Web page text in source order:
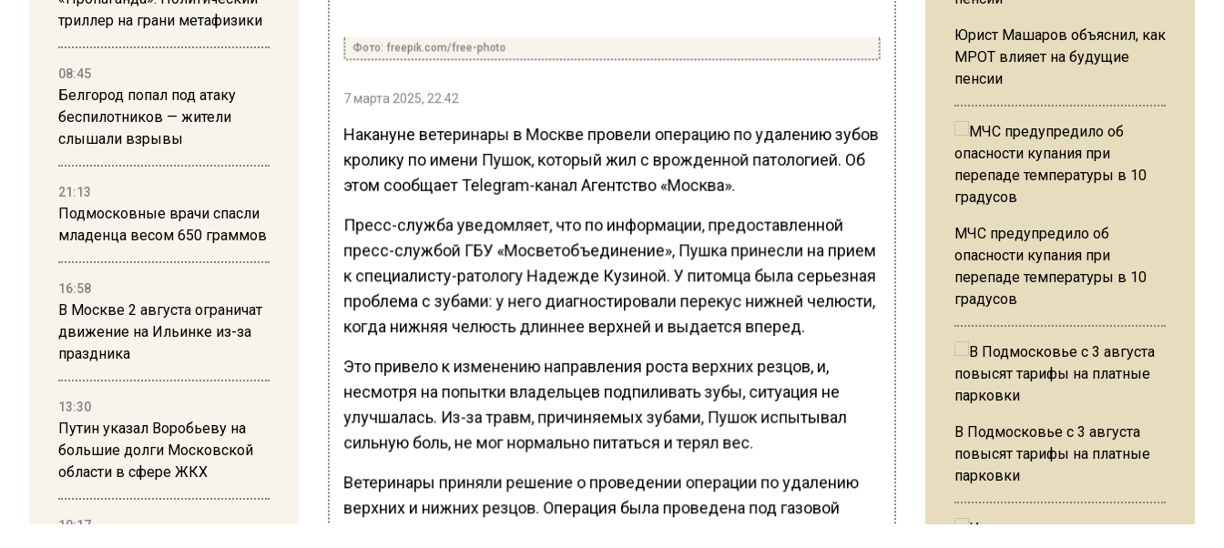
триллер на грани метафизики
08:45
Белгород попал под атаку
беспилотников — жители
слышали взрывы
21:13
Подмосковные врачи спасли
младенца весом 650 граммов
16:58
В Москве 2 августа ограничат
движение на Ильинке из-за
праздника
13:30
Путин указал Воробьеву на
большие долги Московской
области в сфере ЖКХ
10:17
Фото: freepik.com/free-photo
7 марта 2025, 22:42
Накануне ветеринары в Москве провели операцию по удалению зубов
кролику по имени Пушок, который жил с врожденной патологией. Об
этом сообщает Telegram-канал Агентство «Москва».
Пресс-служба уведомляет, что по информации, предоставленной
пресс-службой ГБУ «Мосветобъединение», Пушка принесли на прием
к специалисту-ратологу Надежде Кузиной. У питомца была серьезная
проблема с зубами: у него диагностировали перекус нижней челюсти,
когда нижняя челюсть длиннее верхней и выдается вперед.
Это привело к изменению направления роста верхних резцов, и,
несмотря на попытки владельцев подпиливать зубы, ситуация не
улучшалась. Из-за травм, причиняемых зубами, Пушок испытывал
сильную боль, не мог нормально питаться и терял вес.
Ветеринары приняли решение о проведении операции по удалению
верхних и нижних резцов. Операция была проведена под газовой
Юрист Машаров объяснил, как
МРОТ влияет на будущие
пенсии
МЧС предупредило об
опасности купания при
перепаде температуры в 10
градусов
В Подмосковье с 3 августа
повысят тарифы на платные
парковки